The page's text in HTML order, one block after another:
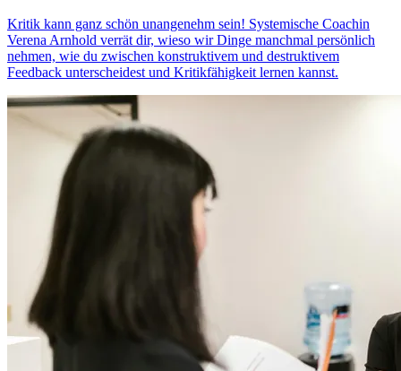
Kritik kann ganz schön unangenehm sein! Systemische Coachin
Verena Arnhold verrät dir, wieso wir Dinge manchmal persönlich
nehmen, wie du zwischen konstruktivem und destruktivem
Feedback unterscheidest und Kritikfähigkeit lernen kannst.